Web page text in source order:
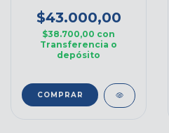
$43.000,00
$38.700,00 con
Transferencia o
depósito
COMPRAR